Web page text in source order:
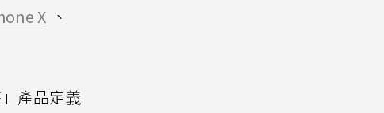
X 、
產品定義